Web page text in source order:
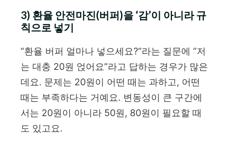
3) 환율 안전마진(버퍼)을 ‘감’이 아니라 규
칙으로 넣기
“환율 버퍼 얼마나 넣으세요?”라는 질문에 “저
는 대충 20원 얹어요”라고 답하는 경우가 많은
데요. 문제는 20원이 어떤 때는 과하고, 어떤
때는 부족하다는 거예요. 변동성이 큰 구간에
서는 20원이 아니라 50원, 80원이 필요할 때
도 있고요.